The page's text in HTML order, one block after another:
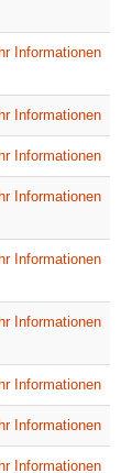
Informationen
Informationen
Informationen
Informationen
Informationen
Informationen
Informationen
Informationen
Informationen